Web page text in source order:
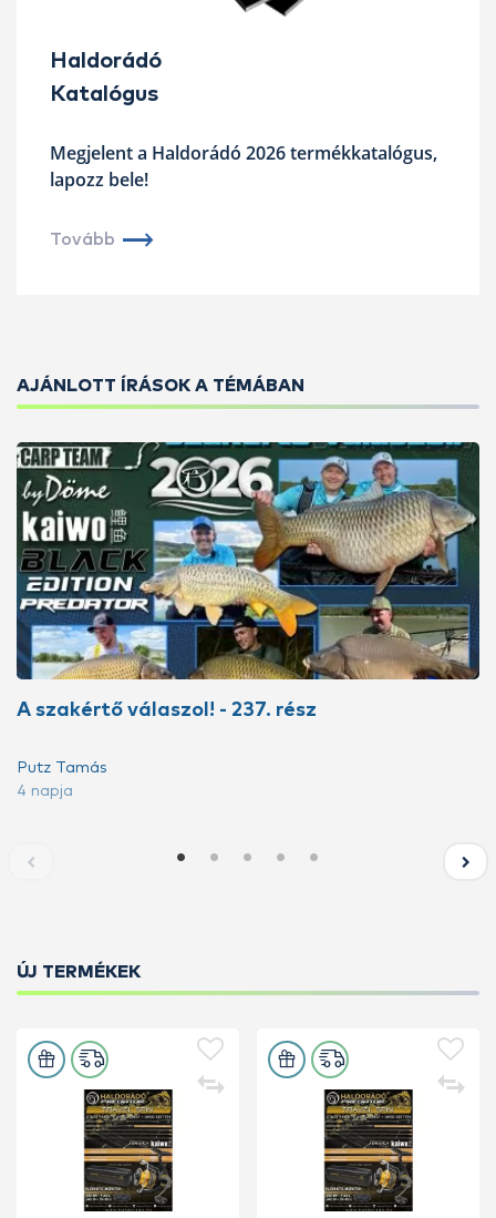
Haldorádó
Katalógus
Megjelent a Haldorádó 2026 termékkatalógus,
lapozz bele!
Tovább
AJÁNLOTT ÍRÁSOK A TÉMÁBAN
A szakértő válaszol! - 237. rész
Putz Tamás
4 napja
ÚJ TERMÉKEK